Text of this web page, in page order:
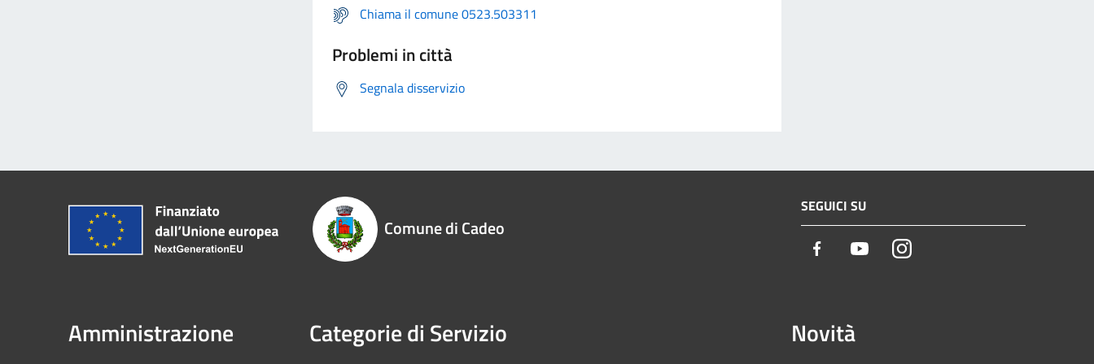
Chiama il comune 0523.503311
Problemi in città
Segnala disservizio
Comune di Cadeo
SEGUICI SU
Facebook YoutubeInstagram
Amministrazione Categorie di Servizio Novità